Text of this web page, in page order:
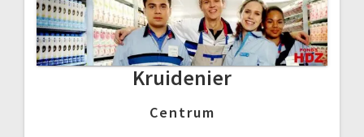
Kruidenier
Centrum